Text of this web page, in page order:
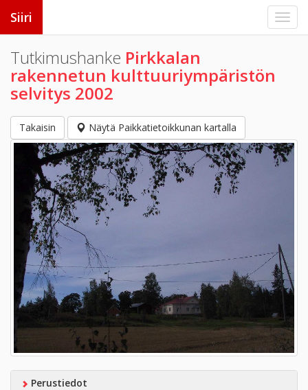
Siiri
Tutkimushanke Pirkkalan
rakennetun kulttuuriympäristön
selvitys 2002
Takaisin Näytä Paikkatietoikkunan kartalla
Perustiedot